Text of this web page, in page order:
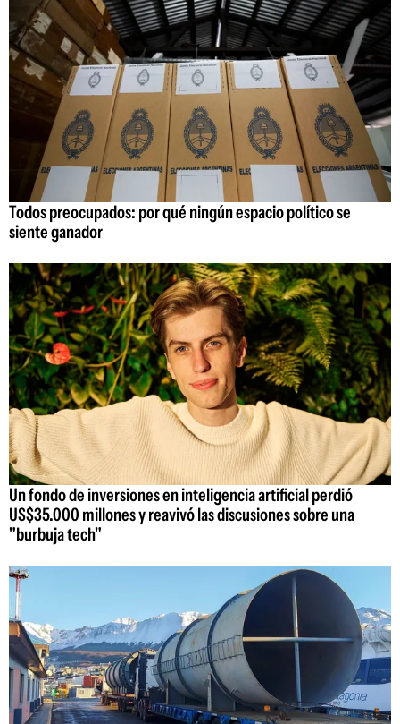
Todos preocupados: por qué ningún espacio político se
siente ganador
Un fondo de inversiones en inteligencia artificial perdió
US$35.000 millones y reavivó las discusiones sobre una
"burbuja tech"